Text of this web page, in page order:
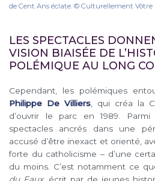
de Cent Ans éclate. © Culturellement Vôtre
LES SPECTACLES
VISION BIAISÉE DE
POLÉMIQUE AU LONG
Cependant, les polémiques
Philippe De Villiers , qui créa la
d’ouvrir le parc en 1989.
spectacles ancrés dans une
accusé d’être inexact et orienté,
forte du catholicisme – d’une
du moins. C’est notamment ce
du Faux, écrit par de jeunes